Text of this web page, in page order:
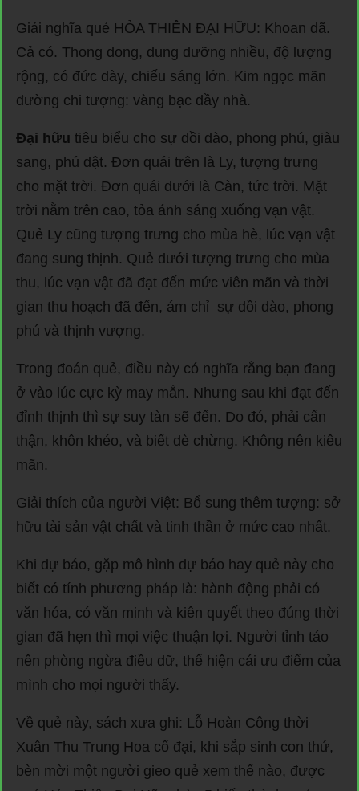
Giải nghĩa quẻ HỎA THIÊN ĐẠI HỮU: Khoan dã.
Cả có. Thong dong, dung dưỡng nhiều, độ lượng
rộng, có đức dày, chiếu sáng lớn. Kim ngọc mãn
đường chi tượng: vàng bạc đầy nhà.
Đại hữu tiêu biểu cho sự dồi dào, phong phú, giàu
sang, phú dật. Đơn quái trên là Ly, tượng trưng
cho mặt trời. Đơn quái dưới là Càn, tức trời. Mặt
trời nằm trên cao, tỏa ánh sáng xuống vạn vật.
Quẻ Ly cũng tượng trưng cho mùa hè, lúc vạn vật
đang sung thịnh. Quẻ dưới tượng trưng cho mùa
thu, lúc vạn vật đã đạt đến mức viên mãn và thời
gian thu hoạch đã đến, ám chỉ sự dồi dào, phong
phú và thịnh vượng.
Trong đoán quẻ, điều này có nghĩa rằng bạn đang
ở vào lúc cực kỳ may mắn. Nhưng sau khi đạt đến
đỉnh thịnh thì sự suy tàn sẽ đến. Do đó, phải cẩn
thận, khôn khéo, và biết dè chừng. Không nên kiêu
mãn.
Giải thích của người Việt: Bổ sung thêm tượng: sở
hữu tài sản vật chất và tinh thần ở mức cao nhất.
Khi dự báo, gặp mô hình dự báo hay quẻ này cho
biết có tính phương pháp là: hành động phải có
văn hóa, có văn minh và kiên quyết theo đúng thời
gian đã hẹn thì mọi việc thuận lợi. Người tỉnh táo
nên phòng ngừa điều dữ, thể hiện cái ưu điểm của
mình cho mọi người thấy.
Về quẻ này, sách xưa ghi: Lỗ Hoàn Công thời
Xuân Thu Trung Hoa cổ đại, khi sắp sinh con thứ,
bèn mời một người gieo quẻ xem thế nào, được